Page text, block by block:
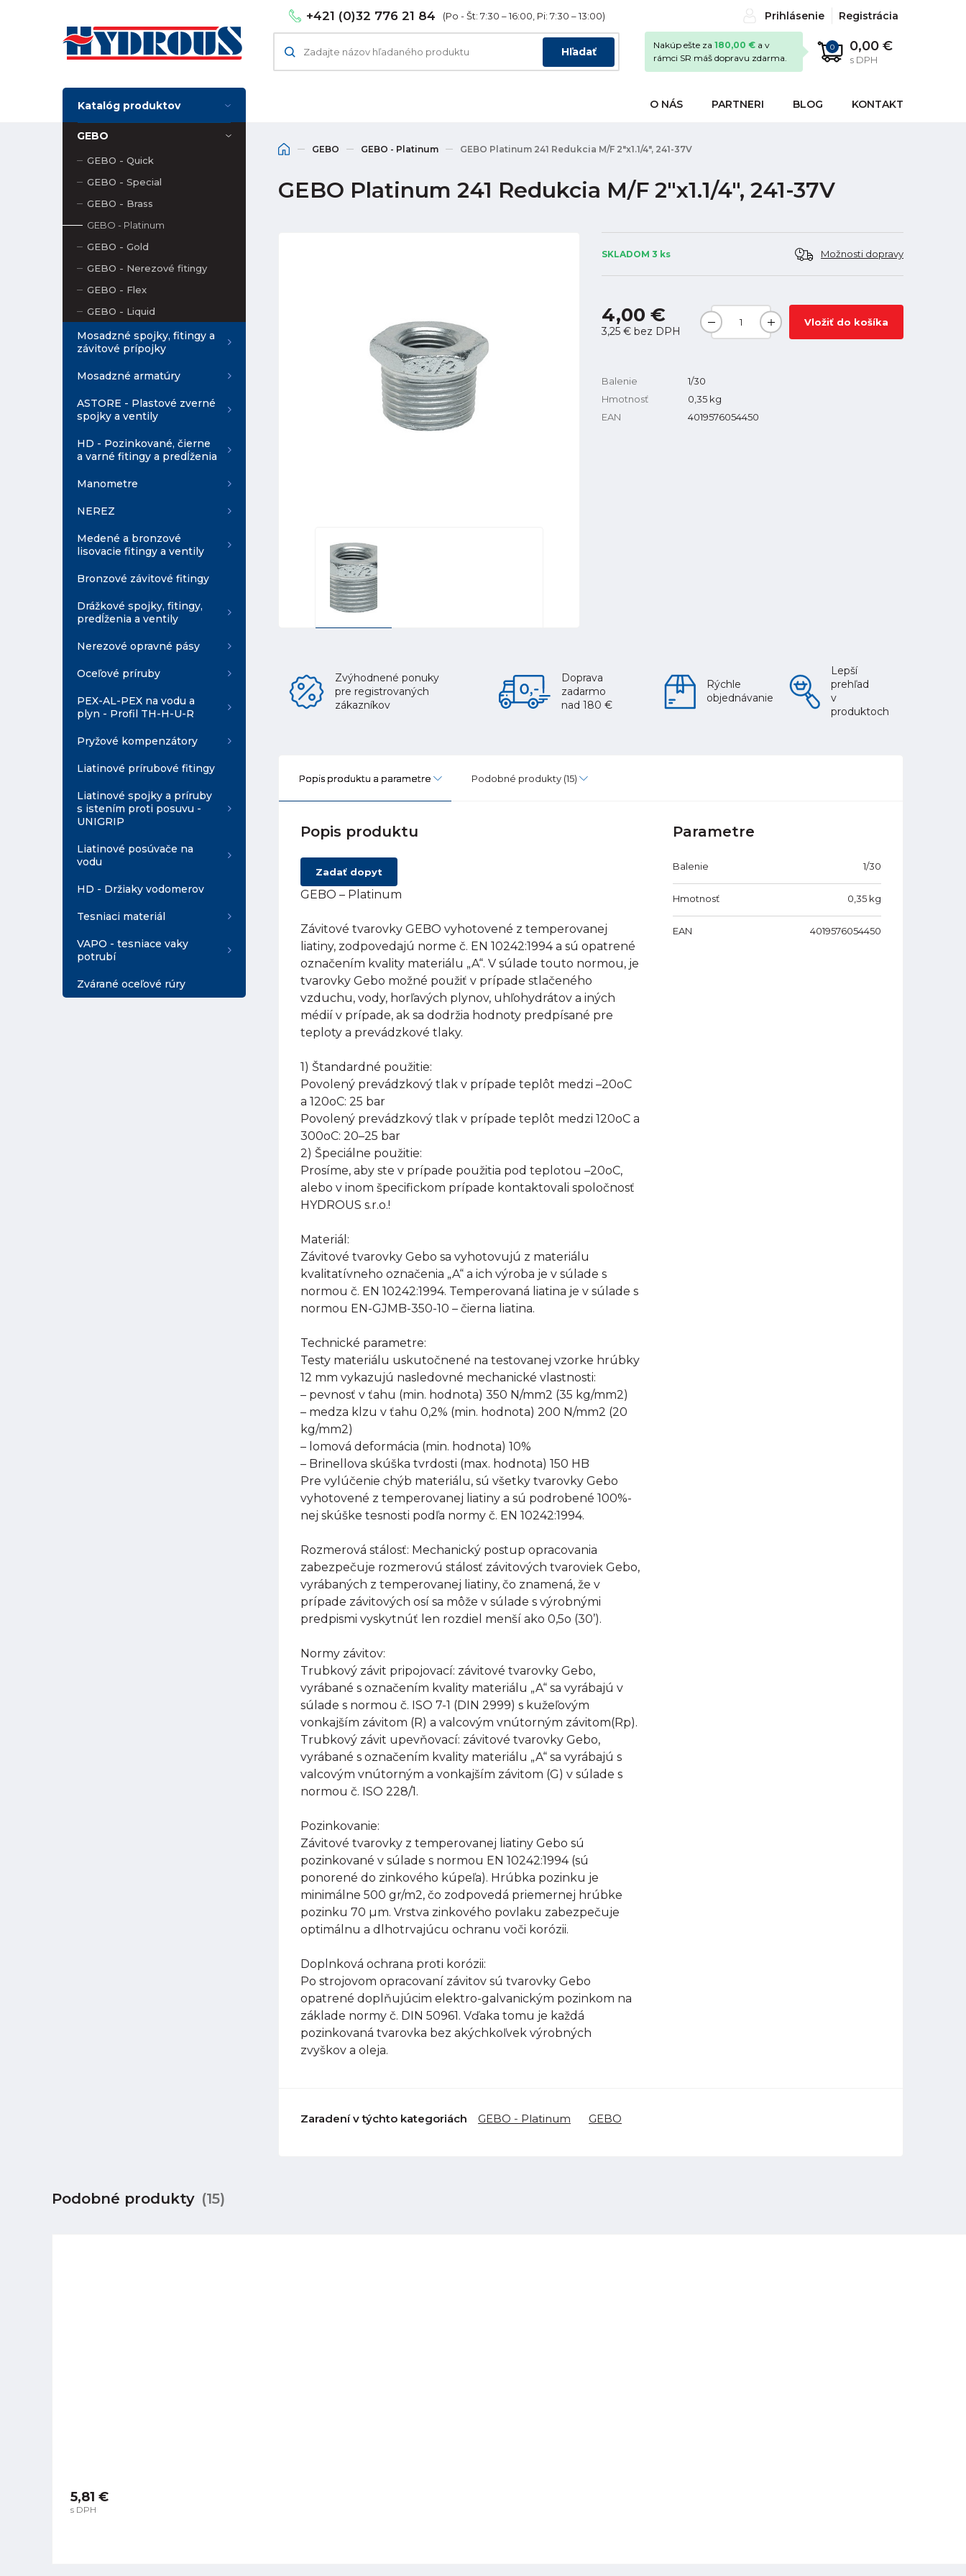
+421 (0)32 776 21 84 (Po - Št: 7:30 – 16:00, Pi: 7:30 – 13:00) Prihlásenie Registrácia
Hľadať 0 0,00 €
s DPH
Nakúp ešte za 180,00 € a v
rámci SR máš dopravu zdarma.
O NÁS PARTNERI BLOG KONTAKT
Katalóg produktov
GEBO
GEBO - Quick
GEBO - Special
GEBO - Brass
GEBO - Platinum
GEBO - Gold
GEBO - Nerezové fitingy
GEBO - Flex
GEBO - Liquid
Mosadzné spojky, fitingy a
závitové prípojky
Mosadzné armatúry
ASTORE - Plastové zverné
spojky a ventily
HD - Pozinkované, čierne
a varné fitingy a predĺženia
Manometre
NEREZ
Medené a bronzové
lisovacie fitingy a ventily
Bronzové závitové fitingy
Drážkové spojky, fitingy,
predĺženia a ventily
Nerezové opravné pásy
Oceľové príruby
PEX-AL-PEX na vodu a
plyn - Profil TH-H-U-R
Pryžové kompenzátory
Liatinové prírubové fitingy
Liatinové spojky a príruby
s istením proti posuvu -
UNIGRIP
Liatinové posúvače na
vodu
HD - Držiaky vodomerov
Tesniaci materiál
VAPO - tesniace vaky
potrubí
Zvárané oceľové rúry
GEBO GEBO - Platinum GEBO Platinum 241 Redukcia M/F 2"x1.1/4", 241-37V
GEBO Platinum 241 Redukcia M/F 2"x1.1/4", 241-37V
SKLADOM 3 ks Možnosti dopravy
4,00 €
3,25 € bez DPH
Vložiť do košíka
Balenie
1/30
Hmotnosť
0,35 kg
EAN
4019576054450
Zvýhodnené ponuky
pre registrovaných
zákazníkov
Doprava
zadarmo
nad 180 €
Rýchle
objednávanie
Lepší
prehľad
v
produktoch
Popis produktu a parametre Podobné produkty (15)
Popis produktu
Zadať dopyt
GEBO – Platinum
Závitové tvarovky GEBO vyhotovené z temperovanej
liatiny, zodpovedajú norme č. EN 10242:1994 a sú opatrené
označením kvality materiálu „A“. V súlade touto normou, je
tvarovky Gebo možné použiť v prípade stlačeného
vzduchu, vody, horľavých plynov, uhľohydrátov a iných
médií v prípade, ak sa dodržia hodnoty predpísané pre
teploty a prevádzkové tlaky.
1) Štandardné použitie:
Povolený prevádzkový tlak v prípade teplôt medzi –20oC
a 120oC: 25 bar
Povolený prevádzkový tlak v prípade teplôt medzi 120oC a
300oC: 20–25 bar
2) Špeciálne použitie:
Prosíme, aby ste v prípade použitia pod teplotou –20oC,
alebo v inom špecifickom prípade kontaktovali spoločnosť
HYDROUS s.r.o.!
Materiál:
Závitové tvarovky Gebo sa vyhotovujú z materiálu
kvalitatívneho označenia „A“ a ich výroba je v súlade s
normou č. EN 10242:1994. Temperovaná liatina je v súlade s
normou EN-GJMB-350-10 – čierna liatina.
Technické parametre:
Testy materiálu uskutočnené na testovanej vzorke hrúbky
12 mm vykazujú nasledovné mechanické vlastnosti:
– pevnosť v ťahu (min. hodnota) 350 N/mm2 (35 kg/mm2)
– medza klzu v ťahu 0,2% (min. hodnota) 200 N/mm2 (20
kg/mm2)
– lomová deformácia (min. hodnota) 10%
– Brinellova skúška tvrdosti (max. hodnota) 150 HB
Pre vylúčenie chýb materiálu, sú všetky tvarovky Gebo
vyhotovené z temperovanej liatiny a sú podrobené 100%-
nej skúške tesnosti podľa normy č. EN 10242:1994.
Rozmerová stálosť: Mechanický postup opracovania
zabezpečuje rozmerovú stálosť závitových tvaroviek Gebo,
vyrábaných z temperovanej liatiny, čo znamená, že v
prípade závitových osí sa môže v súlade s výrobnými
predpismi vyskytnúť len rozdiel menší ako 0,5o (30’).
Normy závitov:
Trubkový závit pripojovací: závitové tvarovky Gebo,
vyrábané s označením kvality materiálu „A“ sa vyrábajú v
súlade s normou č. ISO 7-1 (DIN 2999) s kužeľovým
vonkajším závitom (R) a valcovým vnútorným závitom(Rp).
Trubkový závit upevňovací: závitové tvarovky Gebo,
vyrábané s označením kvality materiálu „A“ sa vyrábajú s
valcovým vnútorným a vonkajším závitom (G) v súlade s
normou č. ISO 228/1.
Pozinkovanie:
Závitové tvarovky z temperovanej liatiny Gebo sú
pozinkované v súlade s normou EN 10242:1994 (sú
ponorené do zinkového kúpeľa). Hrúbka pozinku je
minimálne 500 gr/m2, čo zodpovedá priemernej hrúbke
pozinku 70 µm. Vrstva zinkového povlaku zabezpečuje
optimálnu a dlhotrvajúcu ochranu voči korózii.
Doplnková ochrana proti korózii:
Po strojovom opracovaní závitov sú tvarovky Gebo
opatrené doplňujúcim elektro-galvanickým pozinkom na
základe normy č. DIN 50961. Vďaka tomu je každá
pozinkovaná tvarovka bez akýchkoľvek výrobných
zvyškov a oleja.
Parametre
Balenie 1/30
Hmotnosť 0,35 kg
EAN 4019576054450
Zaradení v týchto kategoriách GEBO - Platinum GEBO
Podobné produkty (15)
5,81 €
s DPH